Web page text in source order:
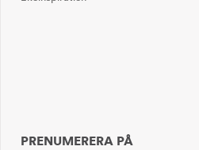
PRENUMERERA PÅ